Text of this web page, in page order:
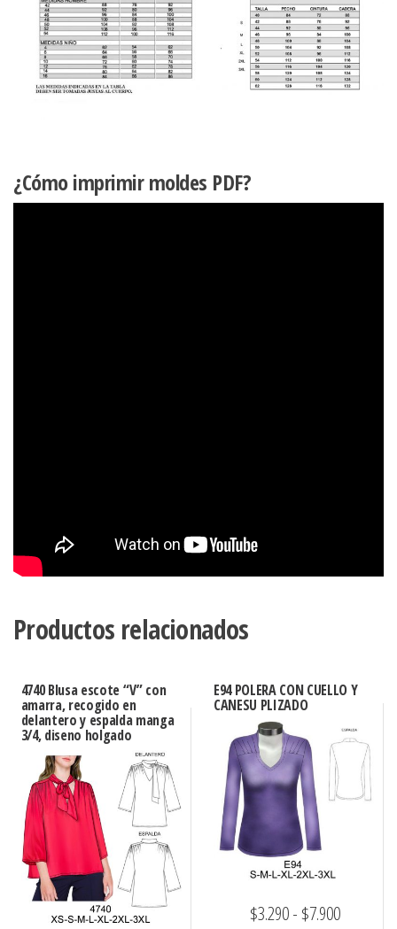
¿Cómo imprimir moldes PDF?
Productos relacionados
4740 Blusa escote “V” con
amarra, recogido en
delantero y espalda manga
3/4, diseno holgado
E94 POLERA CON CUELLO Y
CANESU PLIZADO
$3.290- $7.900Rango